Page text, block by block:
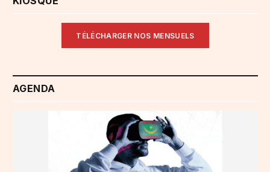
TÉLÉCHARGER NOS MENSUELS
AGENDA